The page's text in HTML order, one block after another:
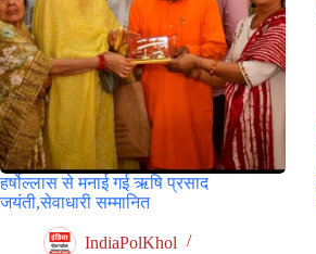
हर्षोल्लास से मनाई गई ऋषि प्रसाद
जयंती,सेवाधारी सम्मानित
IndiaPolKhol